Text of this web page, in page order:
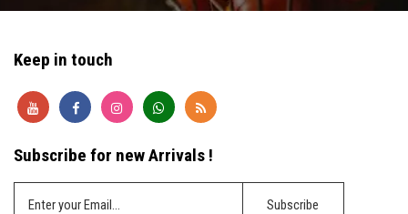
Keep in touch
Subscribe for new Arrivals !